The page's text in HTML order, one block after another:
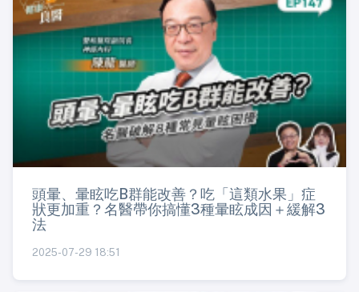
頭暈、暈眩吃B群能改善？吃「這類水果」症
狀更加重？名醫帶你搞懂3種暈眩成因＋緩解3
法
2025-07-29 18:51